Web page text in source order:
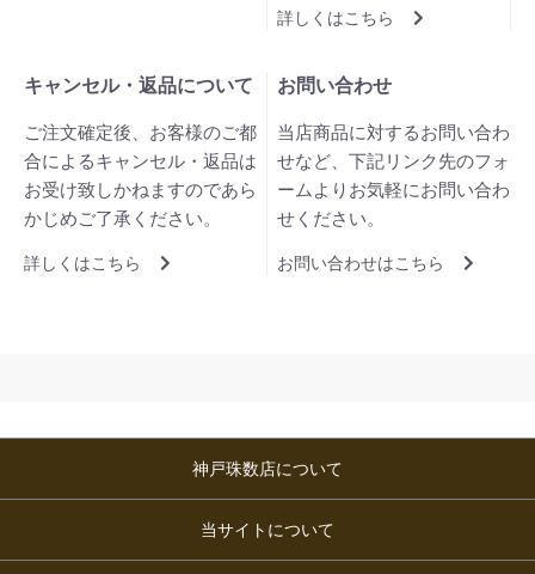
詳しくはこちら
キャンセル・返品について
ご注文確定後、お客様のご都
合によるキャンセル・返品は
お受け致しかねますのであら
かじめご了承ください。
詳しくはこちら
お問い合わせ
当店商品に対するお問い合わ
せなど、下記リンク先のフォ
ームよりお気軽にお問い合わ
せください。
お問い合わせはこちら
神戸珠数店について
当サイトについて